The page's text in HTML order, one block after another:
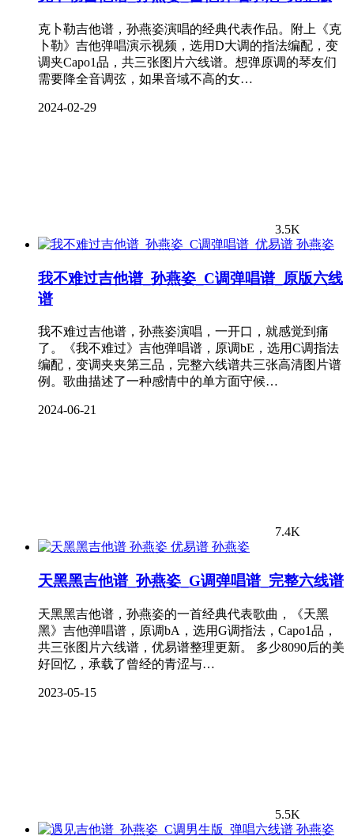
克卜勒吉他谱，孙燕姿演唱的经典代表作品。附上《克
卜勒》吉他弹唱演示视频，选用D大调的指法编配，变
调夹Capo1品，共三张图片六线谱。想弹原调的琴友们
需要降全音调弦，如果音域不高的女…
2024-02-29
3.5K
孙燕姿
我不难过吉他谱_孙燕姿_C调弹唱谱_原版六线
谱
我不难过吉他谱，孙燕姿演唱，一开口，就感觉到痛
了。《我不难过》吉他弹唱谱，原调bE，选用C调指法
编配，变调夹夹第三品，完整六线谱共三张高清图片谱
例。歌曲描述了一种感情中的单方面守候…
2024-06-21
7.4K
孙燕姿
天黑黑吉他谱_孙燕姿_G调弹唱谱_完整六线谱
天黑黑吉他谱，孙燕姿的一首经典代表歌曲，《天黑
黑》吉他弹唱谱，原调bA，选用G调指法，Capo1品，
共三张图片六线谱，优易谱整理更新。 多少8090后的美
好回忆，承载了曾经的青涩与…
2023-05-15
5.5K
孙燕姿